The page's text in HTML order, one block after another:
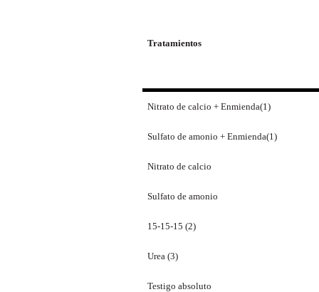
Tratamientos
Nitrato de calcio + Enmienda(1)
Sulfato de amonio + Enmienda(1)
Nitrato de calcio
Sulfato de amonio
15-15-15 (2)
Urea (3)
Testigo absoluto